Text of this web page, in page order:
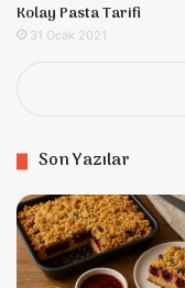
Kolay Pasta Tarifi
31 Ocak 2021
Son Yazılar